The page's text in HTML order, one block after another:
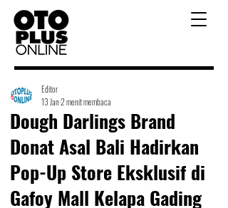
Dough Darlings Brand
Donat Asal Bali Hadirkan
Pop-Up Store Eksklusif di
Gafoy Mall Kelapa Gading
Editor
13 Jan2 menit membaca